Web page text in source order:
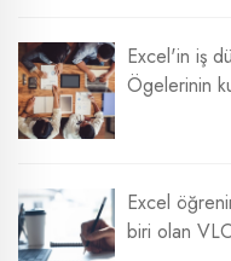
Excel'in iş
Ögelerinin
Excel
biri olan